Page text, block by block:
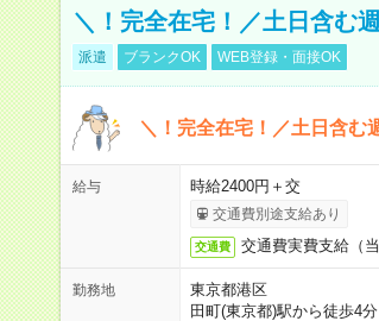
＼！完全在宅！／土日含む
派遣 ブランクOK WEB登録・面接OK
＼！完全在宅！／土日含む
給与 時給2400円＋交
交通費別途支給あり
交通費 交通費実費支給（
勤務地
東京都港区
田町(東京都)駅から徒歩4分